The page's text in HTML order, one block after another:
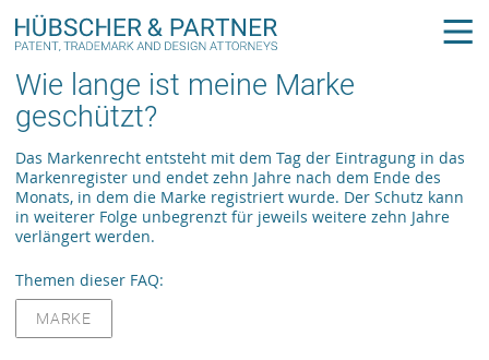
Wie lange ist meine Marke
geschützt?
Das Markenrecht entsteht mit dem Tag der Eintragung in das
Markenregister und endet zehn Jahre nach dem Ende des
Monats, in dem die Marke registriert wurde. Der Schutz kann
in weiterer Folge unbegrenzt für jeweils weitere zehn Jahre
verlängert werden.
Themen dieser FAQ:
MARKE